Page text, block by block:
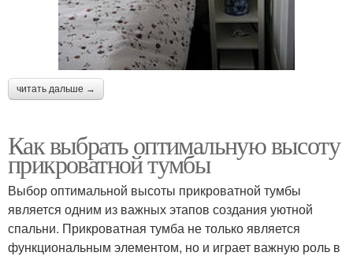
читать дальше →
Как выбрать оптимальную высоту
прикроватной тумбы
Выбор оптимальной высоты прикроватной тумбы
является одним из важных этапов создания уютной
спальни. Прикроватная тумба не только является
функциональным элементом, но и играет важную роль в